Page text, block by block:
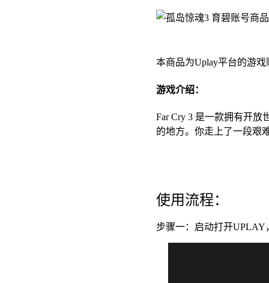
商
本商品为Uplay平台的游
游戏介绍：
Far Cry 3 是一款拥有开
的地方。你走上了一段艰
使用流程：
步骤一：启动打开UPLAY